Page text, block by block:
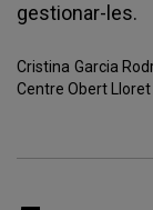
gestionar-les.
Cristina Garcia
Centre Obert